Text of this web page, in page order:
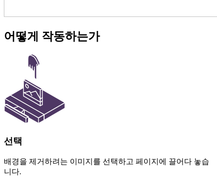
어떻게 작동하는가
선택
배경을 제거하려는 이미지를 선택하고 페이지에 끌어다 놓습
니다.